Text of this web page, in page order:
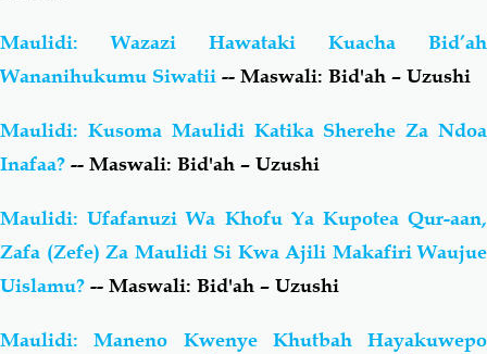
Maulidi: Wazazi Hawataki Kuacha Bid’ah
Wananihukumu Siwatii -- Maswali: Bid'ah – Uzushi
Maulidi: Kusoma Maulidi Katika Sherehe Za Ndoa
Inafaa? -- Maswali: Bid'ah – Uzushi
Maulidi: Ufafanuzi Wa Khofu Ya Kupotea Qur-aan,
Zafa (Zefe) Za Maulidi Si Kwa Ajili Makafiri Waujue
Uislamu? -- Maswali: Bid'ah – Uzushi
Maulidi: Maneno Kwenye Khutbah Hayakuwepo